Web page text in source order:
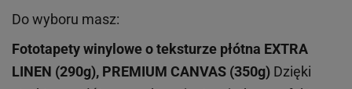
Do wyboru masz:
Fototapety winylowe oteksturze płótna EXTRA
LINEN (290g), PREMIUM CANVAS (350g) Dzięki